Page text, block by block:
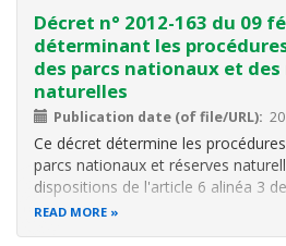
Décret n° 2012-163 du 09
déterminant les
des parcs nationaux et des
naturelles
Publication date (of file/URL)
Ce décret détermine les
parcs nationaux et réserves
dispositions de l'article 6 alinéa 3
11février 2002 relative à la
READ MORE